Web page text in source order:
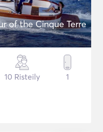
of the Cinque Terre
10 Risteily 1